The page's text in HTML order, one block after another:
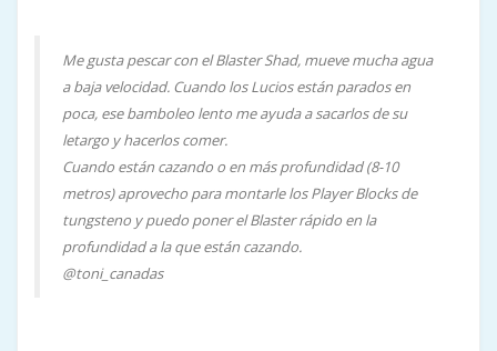
Me gusta pescar con el Blaster Shad, mueve mucha agua
a baja velocidad. Cuando los Lucios están parados en
poca, ese bamboleo lento me ayuda a sacarlos de su
letargo y hacerlos comer.
Cuando están cazando o en más profundidad (8-10
metros) aprovecho para montarle los Player Blocks de
tungsteno y puedo poner el Blaster rápido en la
profundidad a la que están cazando.
@toni_canadas